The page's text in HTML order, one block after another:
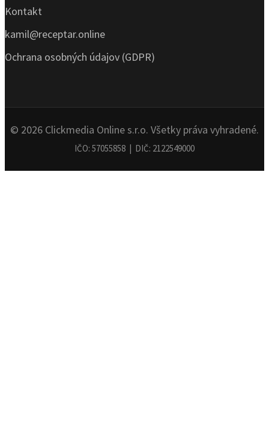
Kontakt
kamil@receptar.online
Ochrana osobných údajov (GDPR)
© 2026 Clickmedia Online s.r.o. Všetky práva vyhradené.
IČO: 57055858 | DIČ: 2122549000